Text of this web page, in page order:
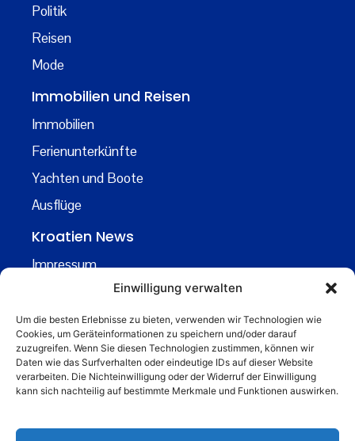
Einwilligung verwalten
Um die besten Erlebnisse zu bieten, verwenden wir Technologien wie
Cookies, um Geräteinformationen zu speichern und/oder darauf
zuzugreifen. Wenn Sie diesen Technologien zustimmen, können wir
Daten wie das Surfverhalten oder eindeutige IDs auf dieser Website
verarbeiten. Die Nichteinwilligung oder der Widerruf der Einwilligung
kann sich nachteilig auf bestimmte Merkmale und Funktionen auswirken.
Politik
Reisen
Mode
Immobilien und Reisen
Immobilien
Ferienunterkünfte
Yachten und Boote
Ausflüge
Kroatien News
Impressum
Kontakt
Über uns
Business